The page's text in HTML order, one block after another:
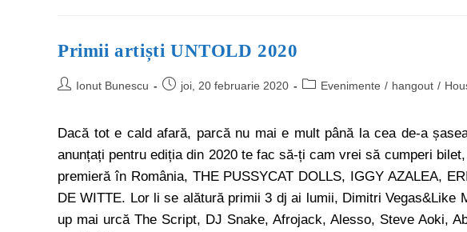
Primii artiști UNTOLD 2020
Ionut Bunescu joi, 20 februarie 2020 Evenimente / hangout /
Dacă tot e cald afară, parcă nu mai e mult până la cea de-a
anunțați pentru ediția din 2020 te fac să-ți cam vrei să cumperi
premieră în România, THE PUSSYCAT DOLLS, IGGY AZALEA,
DE WITTE. Lor li se alătură primii 3 dj ai lumii, Dimitri Vegas&Like
up mai urcă The Script, DJ Snake, Afrojack, Alesso, Steve Aoki,